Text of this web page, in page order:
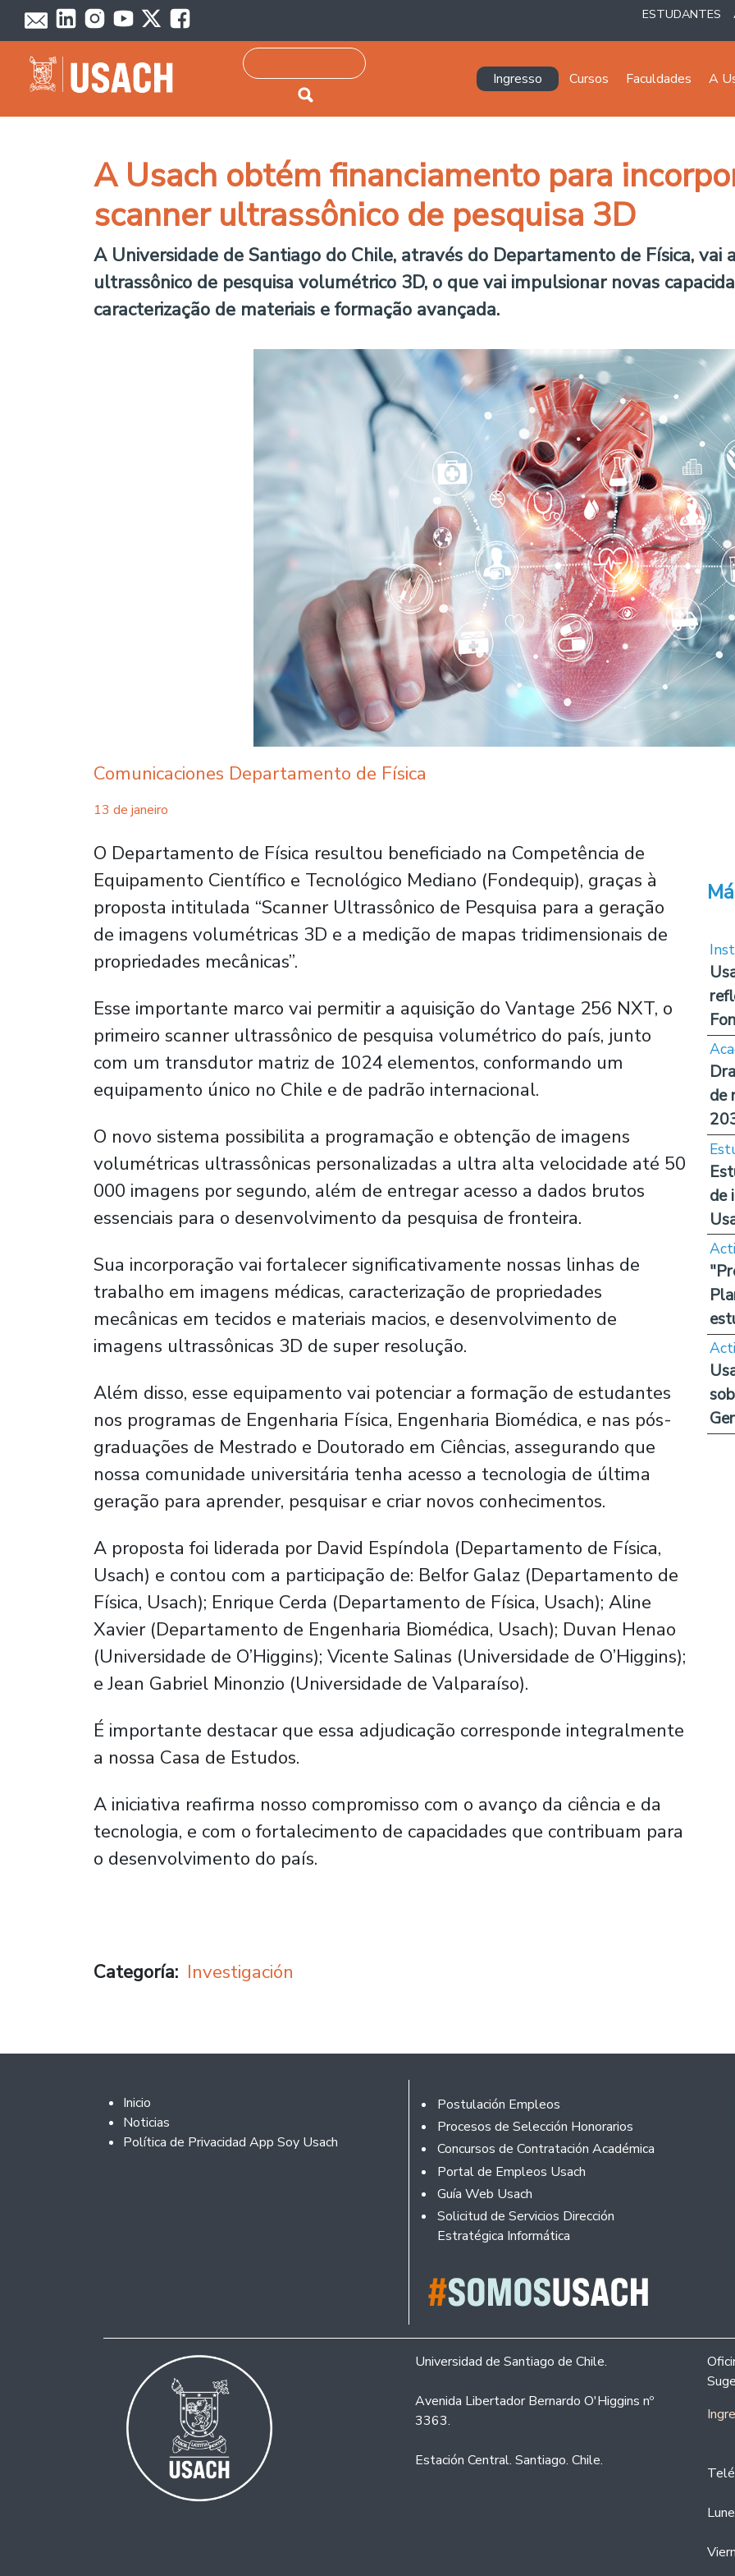
Passar para o conteúdo principal ESTUDANTES
Pesquisar
Navegación principal
Ingresso Cursos Faculdades A
A Usach obtém financiamento para
scanner ultrassônico de pesquisa 3D
A Universidade de Santiago do Chile, através do Departamento de Física, vai
ultrassônico de pesquisa volumétrico 3D, o que vai impulsionar novas
caracterização de materiais e formação avançada.
Comunicaciones Departamento de Física
13 de janeiro
O Departamento de Física resultou beneficiado na Competência de
Equipamento Científico e Tecnológico Mediano (Fondequip), graças à
proposta intitulada “Scanner Ultrassônico de Pesquisa para a geração
de imagens volumétricas 3D e a medição de mapas tridimensionais de
propriedades mecânicas”.
Esse importante marco vai permitir a aquisição do Vantage 256 NXT, o
primeiro scanner ultrassônico de pesquisa volumétrico do país, junto
com um transdutor matriz de 1024 elementos, conformando um
equipamento único no Chile e de padrão internacional.
O novo sistema possibilita a programação e obtenção de imagens
volumétricas ultrassônicas personalizadas a ultra alta velocidade até 50
000 imagens por segundo, além de entregar acesso a dados brutos
essenciais para o desenvolvimento da pesquisa de fronteira.
Sua incorporação vai fortalecer significativamente nossas linhas de
trabalho em imagens médicas, caracterização de propriedades
mecânicas em tecidos e materiais macios, e desenvolvimento de
imagens ultrassônicas 3D de super resolução.
Além disso, esse equipamento vai potenciar a formação de estudantes
nos programas de Engenharia Física, Engenharia Biomédica, e nas pós-
graduações de Mestrado e Doutorado em Ciências, assegurando que
nossa comunidade universitária tenha acesso a tecnologia de última
geração para aprender, pesquisar e criar novos conhecimentos.
A proposta foi liderada por David Espíndola (Departamento de Física,
Usach) e contou com a participação de: Belfor Galaz (Departamento de
Física, Usach); Enrique Cerda (Departamento de Física, Usach); Aline
Xavier (Departamento de Engenharia Biomédica, Usach); Duvan Henao
(Universidade de O’Higgins); Vicente Salinas (Universidade de O’Higgins);
e Jean Gabriel Minonzio (Universidade de Valparaíso).
É importante destacar que essa adjudicação corresponde integralmente
a nossa Casa de Estudos.
A iniciativa reafirma nosso compromisso com o avanço da ciência e da
tecnologia, e com o fortalecimento de capacidades que contribuam para
o desenvolvimento do país.
Categoría Investigación
de
de
Footer 2
Inicio
Noticias
Política de Privacidad App Soy Usach
Rodapé
Postulación Empleos
Procesos de Selección Honorarios
Concursos de Contratación Académica
Portal de Empleos Usach
Guía Web Usach
Solicitud de Servicios Dirección
Estratégica Informática
Universidad de Santiago de Chile.
Avenida Libertador Bernardo O'Higgins nº
3363.
Estación Central. Santiago. Chile.